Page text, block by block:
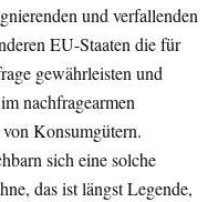
und verfallenden
EU-Staaten die für
gewährleisten und
nachfragearmen
Konsumgütern.
sich eine solche
das ist längst Legende,